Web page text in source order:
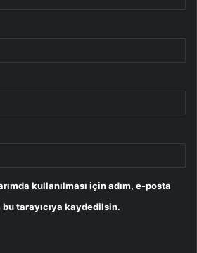
kullanılması için adım, e-posta
tarayıcıya kaydedilsin.